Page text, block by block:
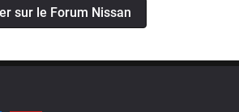
sur le Forum Nissan